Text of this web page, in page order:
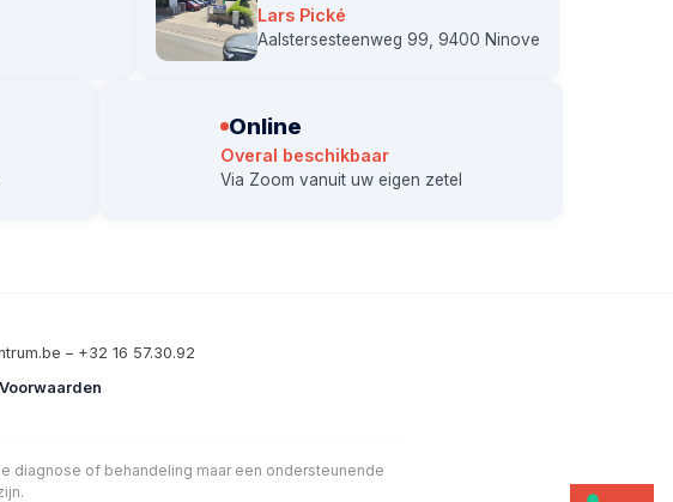
Lars Pické
Aalstersesteenweg 99, 9400 Ninove
Online
Overal beschikbaar
Via Zoom vanuit uw eigen zetel
– +32 16 57.30.92
diagnose of behandeling maar een ondersteunende